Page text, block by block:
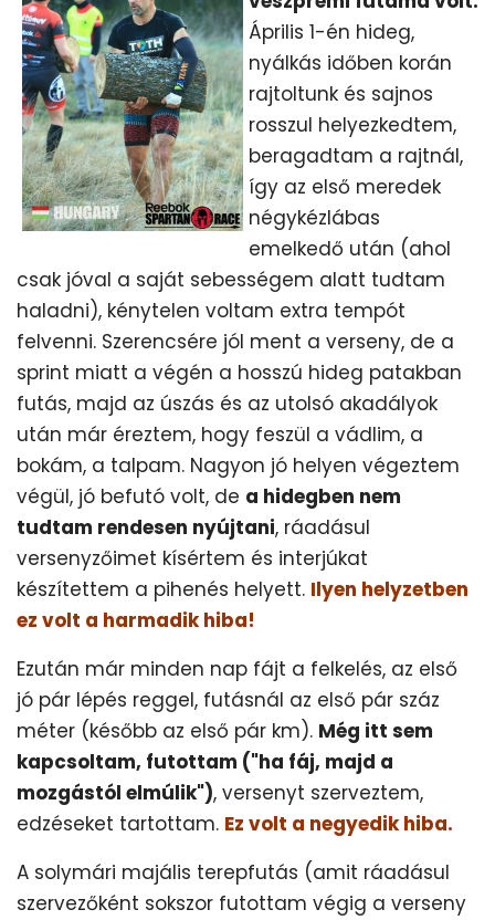
Április 1-én hideg,
nyálkás időben korán
rajtoltunk és sajnos
rosszul helyezkedtem,
beragadtam a rajtnál,
így az első meredek
négykézlábas
emelkedő után (ahol
csak jóval a saját sebességem alatt tudtam
haladni), kénytelen voltam extra tempót
felvenni. Szerencsére jól ment a verseny, de a
sprint miatt a végén a hosszú hideg patakban
futás, majd az úszás és az utolsó akadályok
után már éreztem, hogy feszül a vádlim, a
bokám, a talpam. Nagyon jó helyen végeztem
végül, jó befutó volt, de a hidegben nem
tudtam rendesen nyújtani, ráadásul
versenyzőimet kísértem és interjúkat
készítettem a pihenés helyett. Ilyen helyzetben
ez volt a harmadik hiba!
Ezután már minden nap fájt a felkelés, az első
jó pár lépés reggel, futásnál az első pár száz
méter (később az első pár km). Még itt sem
kapcsoltam, futottam ("ha fáj, majd a
mozgástól elmúlik"), versenyt szerveztem,
edzéseket tartottam. Ez volt a negyedik hiba.
A solymári majális terepfutás (amit ráadásul
szervezőként sokszor futottam végig a verseny